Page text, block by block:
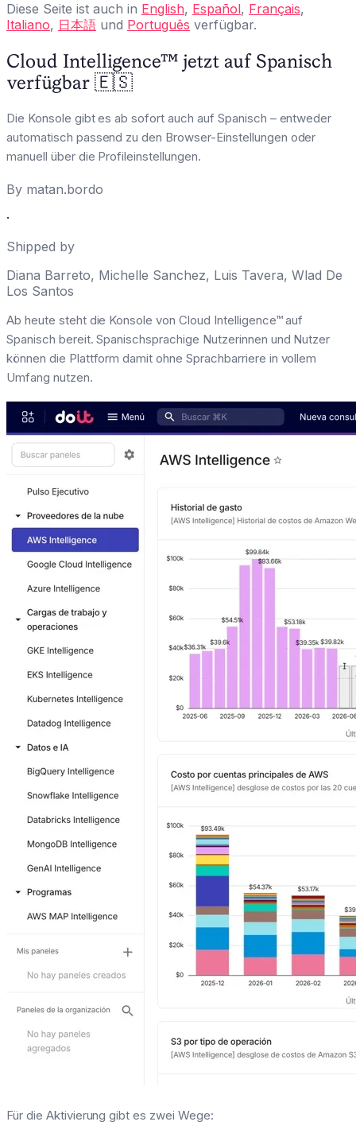
Diese Seite ist auch in English, Español, Français,
Italiano, 日本語 und Português verfügbar.
Cloud Intelligence™ jetzt auf Spanisch
verfügbar 🇪🇸
Die Konsole gibt es ab sofort auch auf Spanisch – entweder
automatisch passend zu den Browser-Einstellungen oder
manuell über die Profileinstellungen.
By matan.bordo
·
Shipped by
Diana Barreto, Michelle Sanchez, Luis Tavera, Wlad De
Los Santos
Ab heute steht die Konsole von Cloud Intelligence™ auf
Spanisch bereit. Spanischsprachige Nutzerinnen und Nutzer
können die Plattform damit ohne Sprachbarriere in vollem
Umfang nutzen.
Für die Aktivierung gibt es zwei Wege: